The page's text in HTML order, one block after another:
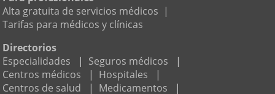
Alta gratuita de servicios médicos |
Tarifas para médicos y clínicas
Directorios
Especialidades
| Seguros médicos
|
Centros médicos
| Hospitales
|
Centros de salud
| Medicamentos |